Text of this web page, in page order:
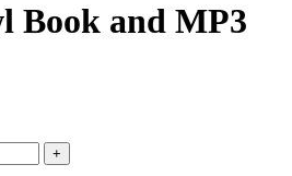
Book and MP3